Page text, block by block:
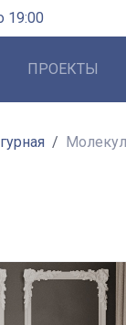
19:00
ПРОЕКТЫ